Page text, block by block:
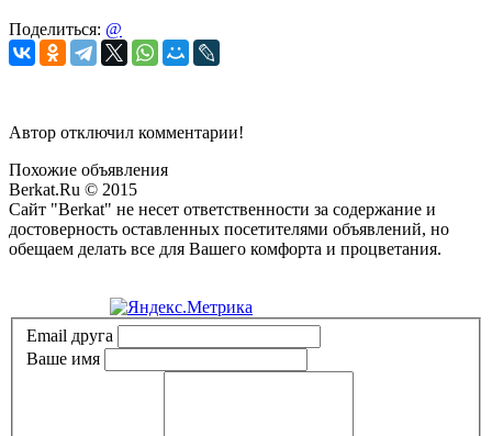
Поделиться: @
Автор отключил комментарии!
Похожие объявления
Berkat.Ru © 2015
Сайт "Berkat" не несет ответственности за содержание и
достоверность оставленных посетителями объявлений, но
обещаем делать все для Вашего комфорта и процветания.
Email друга
Ваше имя